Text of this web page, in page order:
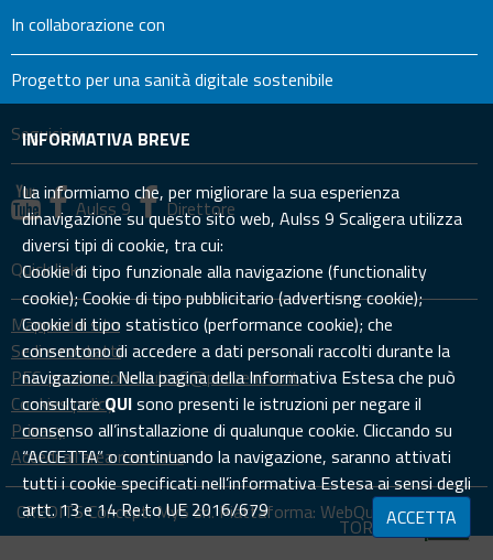
In collaborazione con
Progetto per una sanità digitale sostenibile
Seguici su
Aulss 9 Direttore
Quick links
Mappa del sito
Sedi e contatti
PEC: prevenzione.aulss9@pecveneto.it
Cookies policy
Privacy
Accedi all'area riservata
CREDITS Concept:MyS srl.Piattaforma: WebQuality
TORNA SU
INFORMATIVA BREVE
La informiamo che, per migliorare la sua esperienza
dinavigazione su questo sito web, Aulss 9 Scaligera utilizza
diversi tipi di cookie, tra cui:
Cookie di tipo funzionale alla navigazione (functionality
cookie); Cookie di tipo pubblicitario (advertisng cookie);
Cookie di tipo statistico (performance cookie); che
consentono di accedere a dati personali raccolti durante la
navigazione. Nella pagina della Informativa Estesa che può
consultareQUIsono presenti le istruzioni per negare il
consenso all’installazione di qualunque cookie. Cliccando su
“ACCETTA” o continuando la navigazione, saranno attivati
tutti i cookie specificati nell’informativa Estesa ai sensi degli
artt. 13 e 14 Re.to UE 2016/679
ACCETTA